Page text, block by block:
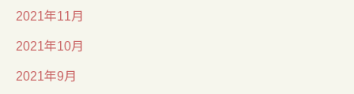
2021年11月
2021年10月
2021年9月